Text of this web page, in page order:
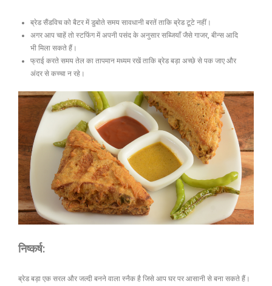
ब्रेड सैंडविच को बैटर में डुबोते समय सावधानी बरतें ताकि ब्रेड टूटे नहीं।
अगर आप चाहें तो स्टफिंग में अपनी पसंद के अनुसार सब्जियाँ जैसे गाजर, बीन्स आदि
भी मिला सकते हैं।
फ्राई करते समय तेल का तापमान मध्यम रखें ताकि ब्रेड बड़ा अच्छे से पक जाए और
अंदर से कच्चा न रहे।
निष्कर्ष:
ब्रेड बड़ा एक सरल और जल्दी बनने वाला स्नैक है जिसे आप घर पर आसानी से बना सकते हैं।